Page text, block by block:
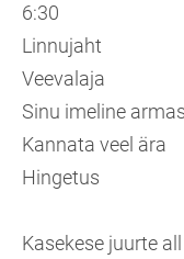
6:30
Linnujaht
Veevalaja
Sinu imeline
Kannata veel ära
Hingetus
Kasekese juurte